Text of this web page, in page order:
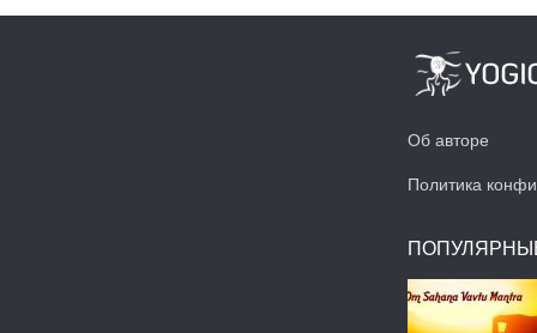
Об авторе
Политика